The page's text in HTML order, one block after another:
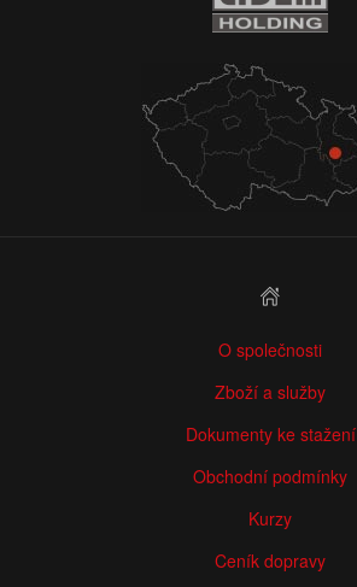
O společnosti
Zboží a služby
Dokumenty ke stažení
Obchodní podmínky
Kurzy
Ceník dopravy